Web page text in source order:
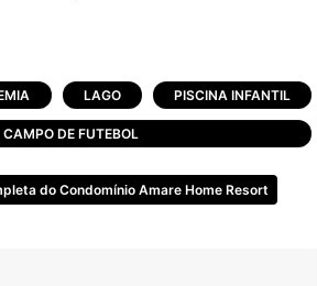
completo;
LAGO PISCINA INFANTIL
CAMPO DE FUTEBOL
do Condomínio Amare Home Resort